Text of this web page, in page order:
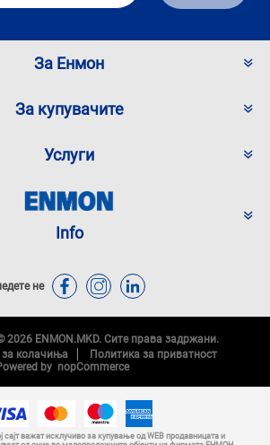
За Енмон
За купувачите
Услуги
Info
не
2026 ENMON.MKD. Сите права задржани.
колачиња
Политика за приватност
by nopCommerce
важат исклучиво за купување од WEB продавницата и